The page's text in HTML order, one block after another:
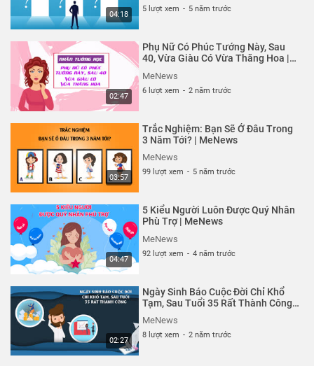
MeNews
MeNews
2 N lượt xem
02:49
Người Bạn | MeNews
MeNews
534 lượt xem
01:50
bạn qua bộ vest công sở |
MeNews
MeNews
496 lượt xem
bạn? | MeNews
MeNews
512 lượt xem
04:18
5 lượt xem - 5 năm trước
02:47
Phụ Nữ Có Phúc Tướng Này, Sau
40, Vừa Giàu Có Vừa Thăng Hoa |
MeNews
6 lượt xem - 2 năm trước
03:57
Trắc Nghiệm: Bạn Sẽ Ở Đâu Trong
3 Năm Tới? | MeNews
MeNews
99 lượt xem - 5 năm trước
04:47
5 Kiểu Người Luôn Được Quý Nhân
Phù Trợ | MeNews
MeNews
92 lượt xem - 4 năm trước
02:27
Ngày Sinh Báo Cuộc Đời Chỉ Khổ
Tạm, Sau Tuổi 35 Rất Thành Công |
MeNews
8 lượt xem - 2 năm trước